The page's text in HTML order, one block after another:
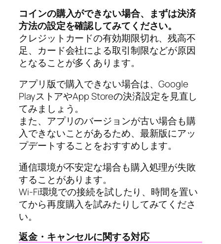
コインの購入ができない場合、まずは決済
方法の設定を確認してみてください。
クレジットカードの有効期限切れ、残高不
足、カード会社による取引制限などが原因
となることが多くあります。
アプリ版で購入できない場合は、Google
PlayストアやApp Storeの決済設定を見直し
てみましょう。
また、アプリのバージョンが古い場合も購
入できないことがあるため、最新版にアッ
プデートすることをおすすめします。
通信環境が不安定な場合も購入処理が失敗
することがあります。
Wi-Fi環境での接続を試したり、時間を置い
てから再度購入を試みたりしてみてくださ
い。
返金・キャンセルに関する対応